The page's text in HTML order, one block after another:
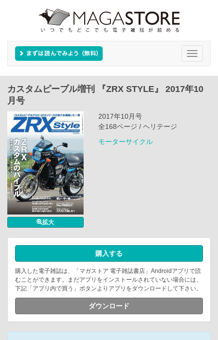
Toggle
カスタムピープル増刊 『ZRX STYLE』 2017年10
月号
拡大
2017年10月号
全168ページ / ヘリテージ
モーターサイクル
購入する
購入した電子雑誌は、「マガストア 電子雑誌書店」Androidアプリで読
むことができます。まだアプリをインストールされていない場合には、
下記「アプリ内で買う」ボタンよりアプリをダウンロードして下さい。
ダウンロード